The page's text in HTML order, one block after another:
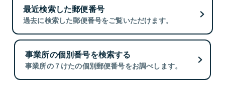
最近検索した郵便番号
過去に検索した郵便番号をご覧いただけます。
事業所の個別番号を検索する
事業所の７けたの個別郵便番号をお調べします。